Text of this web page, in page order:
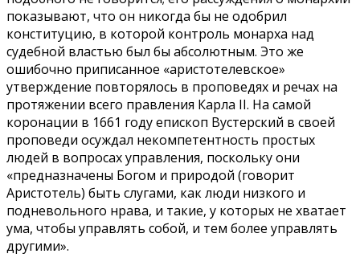
показывают, что он никогда бы не одобрил
конституцию, в которой контроль монарха над
судебной властью был бы абсолютным. Это же
ошибочно приписанное «аристотелевское»
утверждение повторялось в проповедях и речах на
протяжении всего правления Карла II. На самой
коронации в 1661 году епископ Вустерский в своей
проповеди осуждал некомпетентность простых
людей в вопросах управления, поскольку они
«предназначены Богом и природой (говорит
Аристотель) быть слугами, как люди низкого и
подневольного нрава, и такие, у которых не хватает
ума, чтобы управлять собой, и тем более управлять
другими».